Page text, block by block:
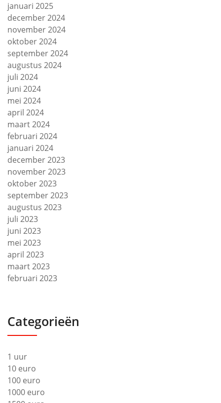
januari 2025
december 2024
november 2024
oktober 2024
september 2024
augustus 2024
juli 2024
juni 2024
mei 2024
april 2024
maart 2024
februari 2024
januari 2024
december 2023
november 2023
oktober 2023
september 2023
augustus 2023
juli 2023
juni 2023
mei 2023
april 2023
maart 2023
februari 2023
Categorieën
1 uur
10 euro
100 euro
1000 euro